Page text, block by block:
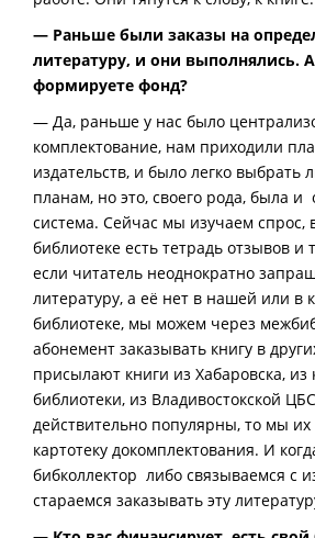
— Раньше были заказы на
литературу, и они выполнялись.
формируете фонд?
— Да, раньше у нас было
комплектование, нам приходили
издательств, и было легко выбрать
планам, но это, своего рода, была и
система. Сейчас мы изучаем спрос,
библиотеке есть тетрадь отзывов и
если читатель неоднократно
литературу, а её нет в нашей или в
библиотеке, мы можем через
абонемент заказывать книгу в
присылают книги из Хабаровска, из
библиотеки, из Владивостокской
действительно популярны, то мы
картотеку докомплектования. И
бибколлектор либо связываемся с
стараемся заказывать эту